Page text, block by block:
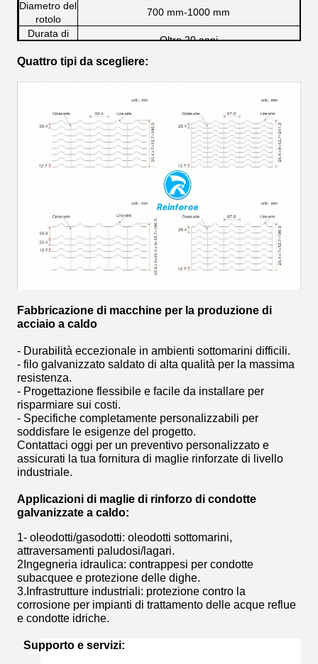
Diametro del
rotolo
700 mm-1000 mm
Durata di
Oltre 20 anni
Trattamento
Galvanizzato a caldo
Quattro tipi da scegliere:
Fabbricazione di macchine per la produzione di
acciaio a caldo
- Durabilità eccezionale in ambienti sottomarini difficili.
- filo galvanizzato saldato di alta qualità per la massima
resistenza.
- Progettazione flessibile e facile da installare per
risparmiare sui costi.
- Specifiche completamente personalizzabili per
soddisfare le esigenze del progetto.
Contattaci oggi per un preventivo personalizzato e
assicurati la tua fornitura di maglie rinforzate di livello
industriale.
Applicazioni di maglie di rinforzo di condotte
galvanizzate a caldo:
1- oleodotti/gasodotti: oleodotti sottomarini,
attraversamenti paludosi/lagari.
2Ingegneria idraulica: contrappesi per condotte
subacquee e protezione delle dighe.
3.Infrastrutture industriali: protezione contro la
corrosione per impianti di trattamento delle acque reflue
e condotte idriche.
Supporto e servizi: